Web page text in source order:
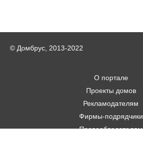
© Домбрус, 2013-2022
О портале
Проекты домов
Рекламодателям
Фирмы-подрядчики
Правообладателям